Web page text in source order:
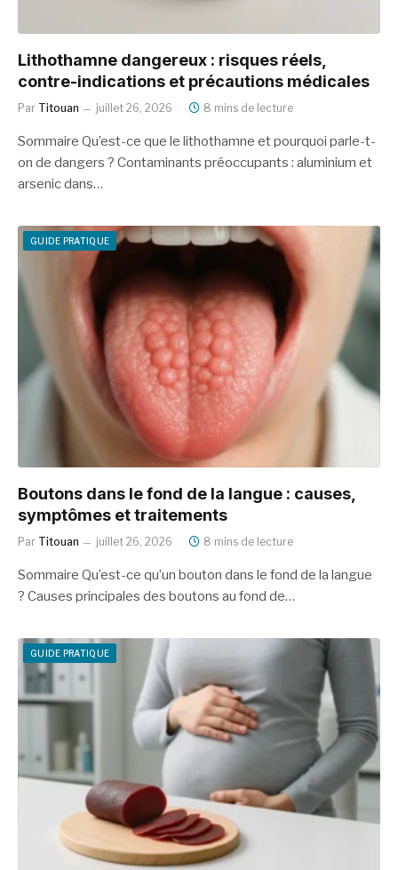
Lithothamne dangereux : risques réels,
contre-indications et précautions médicales
Par Titouan juillet 26, 2026 8 mins de lecture
Sommaire Qu’est-ce que le lithothamne et pourquoi parle-t-
on de dangers ? Contaminants préoccupants : aluminium et
arsenic dans…
GUIDE PRATIQUE
Boutons dans le fond de la langue : causes,
symptômes et traitements
Par Titouan juillet 26, 2026 8 mins de lecture
Sommaire Qu’est-ce qu’un bouton dans le fond de la langue
? Causes principales des boutons au fond de…
GUIDE PRATIQUE